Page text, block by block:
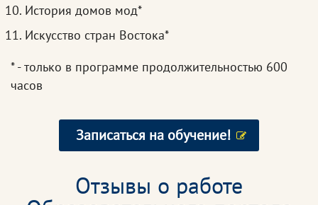
История домов мод*
Искусство стран Востока*
* - только в программе продолжительностью 600
часов
Записаться на обучение!
Отзывы о работе